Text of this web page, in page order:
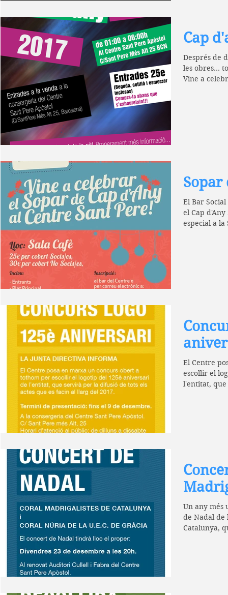
Cap
Després de
les obres...
Vine a
Sopar
El Bar
el Cap
especial a la
El Centre
escollir el
l'entitat, que
Un any més
de Nadal de
Catalunya,